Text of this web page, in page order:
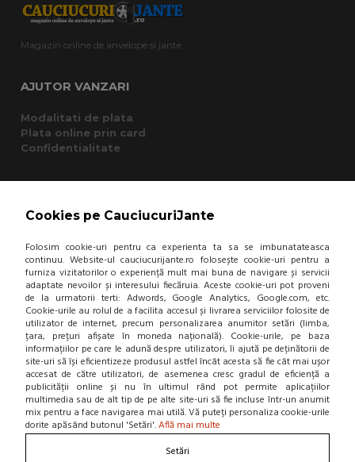
Cookies pe CauciucuriJante
Folosim cookie-uri pentru ca experienta ta sa se imbunatateasca
continuu. Website-ul cauciucurijante.ro folosește cookie-uri pentru a
furniza vizitatorilor o experiență mult mai buna de navigare și servicii
adaptate nevoilor și interesului fiecăruia. Aceste cookie-uri pot proveni
de la urmatorii terti: Adwords, Google Analytics, Google.com, etc.
Cookie-urile au rolul de a facilita accesul și livrarea serviciilor folosite de
utilizator de internet, precum personalizarea anumitor setări (limba,
țara, prețuri afișate în moneda națională). Cookie-urile, pe baza
informațiilor pe care le adună despre utilizatori, îi ajută pe deținătorii de
site-uri să își eficientizeze produsul astfel încât acesta să fie cât mai ușor
accesat de către utilizatori, de asemenea cresc gradul de eficiență a
publicității online și nu în ultimul rând pot permite aplicațiilor
multimedia sau de alt tip de pe alte site-uri să fie incluse într-un anumit
mix pentru a face navigarea mai utilă. Vă puteți personaliza cookie-urile
dorite apăsând butonul 'Setări'.Află mai multe
Setări
Magazin online de anvelope si jante
AJUTOR VANZARI
Modalitati de plata
Plata online prin card
Confidentialitate
Termeni si conditii
Garantie si returnare
Mod de livrare
Protectia consumatorului - A.N.P.C.
Panou de control GDPR
DESPRE NOI
Contact
Home
Locatie punct de lucru
Departamente
NOU! BLOG